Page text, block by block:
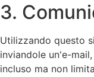
3.
Utilizzando questo
inviandole un'e-
incluso ma non